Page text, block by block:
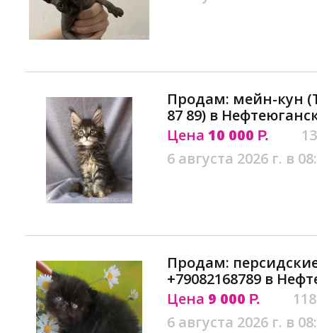
Продам: мейн-кун
87 89) в
Цена 10 000 Р.
6 августа 2026 г. в
Продам:
+79082168789 в
Цена 9 000 Р.
6 августа 2026 г. в